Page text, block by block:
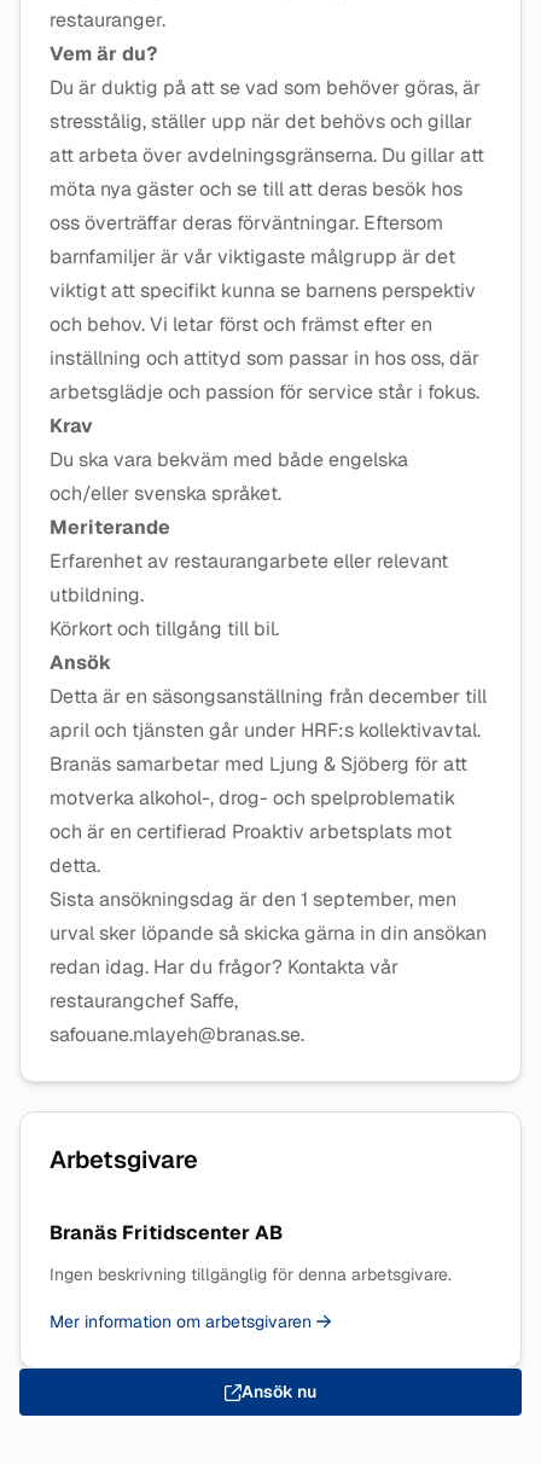
restauranger.
Vem är du?
Du är duktig på att se vad som behöver göras, är
stresstålig, ställer upp när det behövs och gillar
att arbeta över avdelningsgränserna. Du gillar att
möta nya gäster och se till att deras besök hos
oss överträffar deras förväntningar. Eftersom
barnfamiljer är vår viktigaste målgrupp är det
viktigt att specifikt kunna se barnens perspektiv
och behov. Vi letar först och främst efter en
inställning och attityd som passar in hos oss, där
arbetsglädje och passion för service står i fokus.
Krav
Du ska vara bekväm med både engelska
och/eller svenska språket.
Meriterande
Erfarenhet av restaurangarbete eller relevant
utbildning.
Körkort och tillgång till bil.
Ansök
Detta är en säsongsanställning från december till
april och tjänsten går under HRF:s kollektivavtal.
Branäs samarbetar med Ljung & Sjöberg för att
motverka alkohol-, drog- och spelproblematik
och är en certifierad Proaktiv arbetsplats mot
detta.
Sista ansökningsdag är den 1 september, men
urval sker löpande så skicka gärna in din ansökan
redan idag. Har du frågor? Kontakta vår
restaurangchef Saffe,
safouane.mlayeh@branas.se.
Arbetsgivare
Branäs Fritidscenter AB
Ingen beskrivning tillgänglig för denna arbetsgivare.
Mer information om arbetsgivaren
Ansök nu